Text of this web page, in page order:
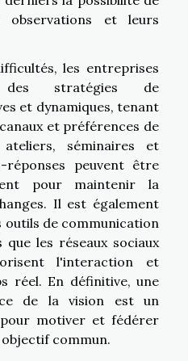
et leurs
les entreprises
stratégies de
et dynamiques, tenant
et préférences de
séminaires et
réponses peuvent être
pour maintenir la
Il est également
de communication
les réseaux sociaux
l'interaction et
réel. En définitive, une
de la vision est un
motiver et fédérer
commun.